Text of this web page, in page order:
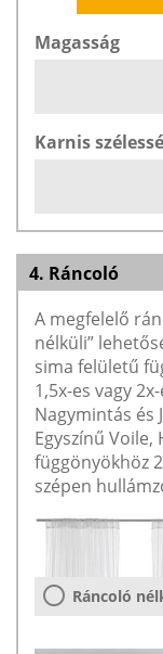
Magasság
Karnis
4. Ráncoló
A megfelelő
nélküli”
sima felületű
1,5x-es vagy
Nagymintás és
Egyszínű Voile,
függönyökhöz
szépen
Ráncoló